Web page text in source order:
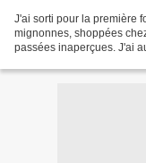
J'ai sorti pour la première
mignonnes, shoppées
passées inaperçues. J'ai